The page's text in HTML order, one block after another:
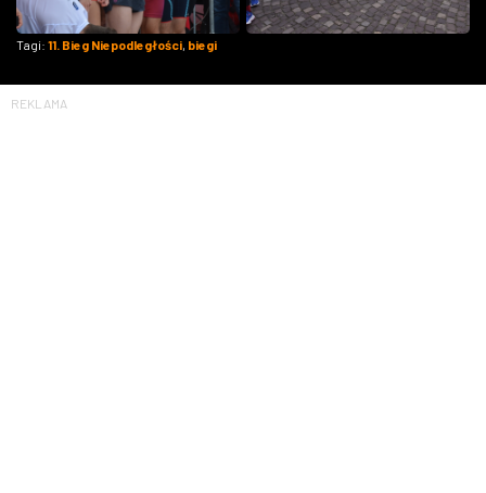
Tagi: 11. Bieg Niepodległości, biegi
REKLAMA